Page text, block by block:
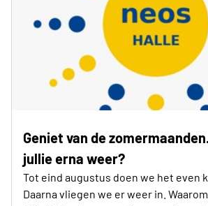
Geniet van de
jullie erna weer?
Tot eind augustus doen we het even
Daarna vliegen we er weer in.